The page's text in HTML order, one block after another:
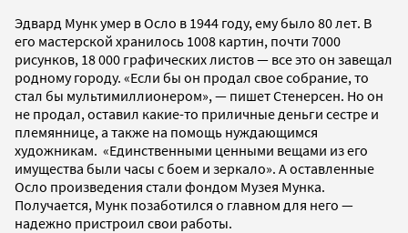
Эдвард Мунк умер в Осло в 1944 году, ему было 80 лет. В
его мастерской хранилось 1008 картин, почти 7000
рисунков, 18 000 графических листов — все это он завещал
родному городу. «Если бы он продал свое собрание, то
стал бы мультимиллионером», — пишет Стенерсен. Но он
не продал, оставил какие-то приличные деньги сестре и
племяннице, а также на помощь нуждающимся
художникам. «Единственными ценными вещами из его
имущества были часы с боем и зеркало». А оставленные
Осло произведения стали фондом Музея Мунка.
Получается, Мунк позаботился о главном для него —
надежно пристроил свои работы.